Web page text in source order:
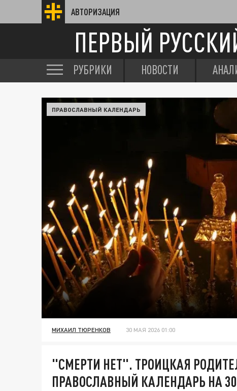
АВТОРИЗАЦИЯ
ПЕРВЫЙ
РУБРИКИ НОВОСТИ
ПРАВОСЛАВНЫЙ КАЛЕНДАРЬ
МИХАИЛ ТЮРЕНКОВ 30 МАЯ 2026 01:00
"СМЕРТИ НЕТ". ТРОИЦКАЯ
ПРАВОСЛАВНЫЙ КАЛЕНДАРЬ НА